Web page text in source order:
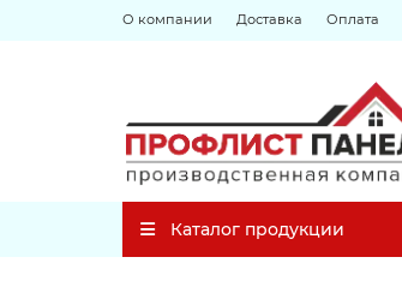
О компании Доставка Оплата
Каталог продукции